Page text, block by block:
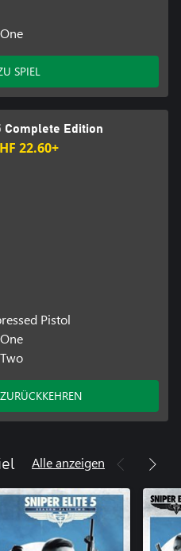
SPIEL
Complete Edition
22.60+
Pistol
Alle anzeigen